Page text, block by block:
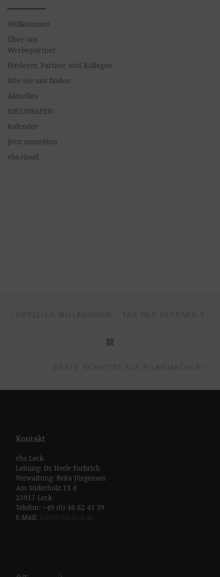
Willkommen
Über uns
Werbepartner
Förderer, Partner und Kollegen
Wie Sie uns finden
Aktuelles
IDEENHAFEN
Kalender
Jetzt anmelden
vhs.cloud
Beitragsnavigation HERZLICH WILLKOMMEN – TAG DER OFFENEN TÜR IN DER GEMEINSCHAFTSSCHULE
„ERSTE SCHRITTE ALS FILMEMACHER“
Kontakt
vhs Leck
Leitung: Dr. Herle Forbrich
Verwaltung: Brita Jürgensen
Am Süderholz 13 d
25917 Leck
Telefon: +49 (0) 46 62 45 39
E-Mail: